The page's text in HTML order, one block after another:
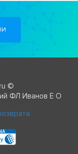
©
ФЛ Иванов Е О